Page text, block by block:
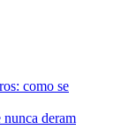
como se
nunca deram